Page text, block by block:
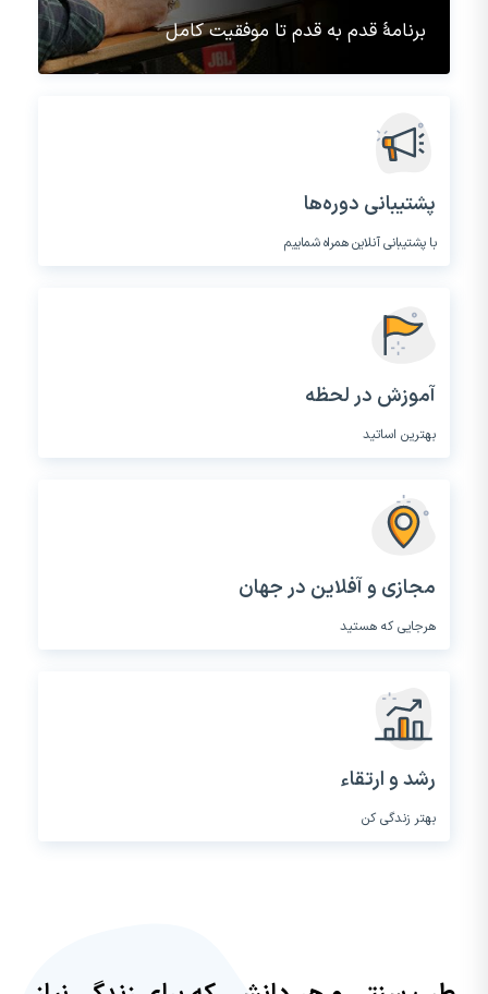
برنامۀ قدم به قدم تا موفقیت کامل
پشتیبانی دوره‌ها
با پشتیبانی آنلاین همراه شماییم
آموزش در لحظه
بهترین اساتید
مجازی و آفلاین در جهان
هرجایی که هستید
رشد و ارتقاء
بهتر زندگی کن